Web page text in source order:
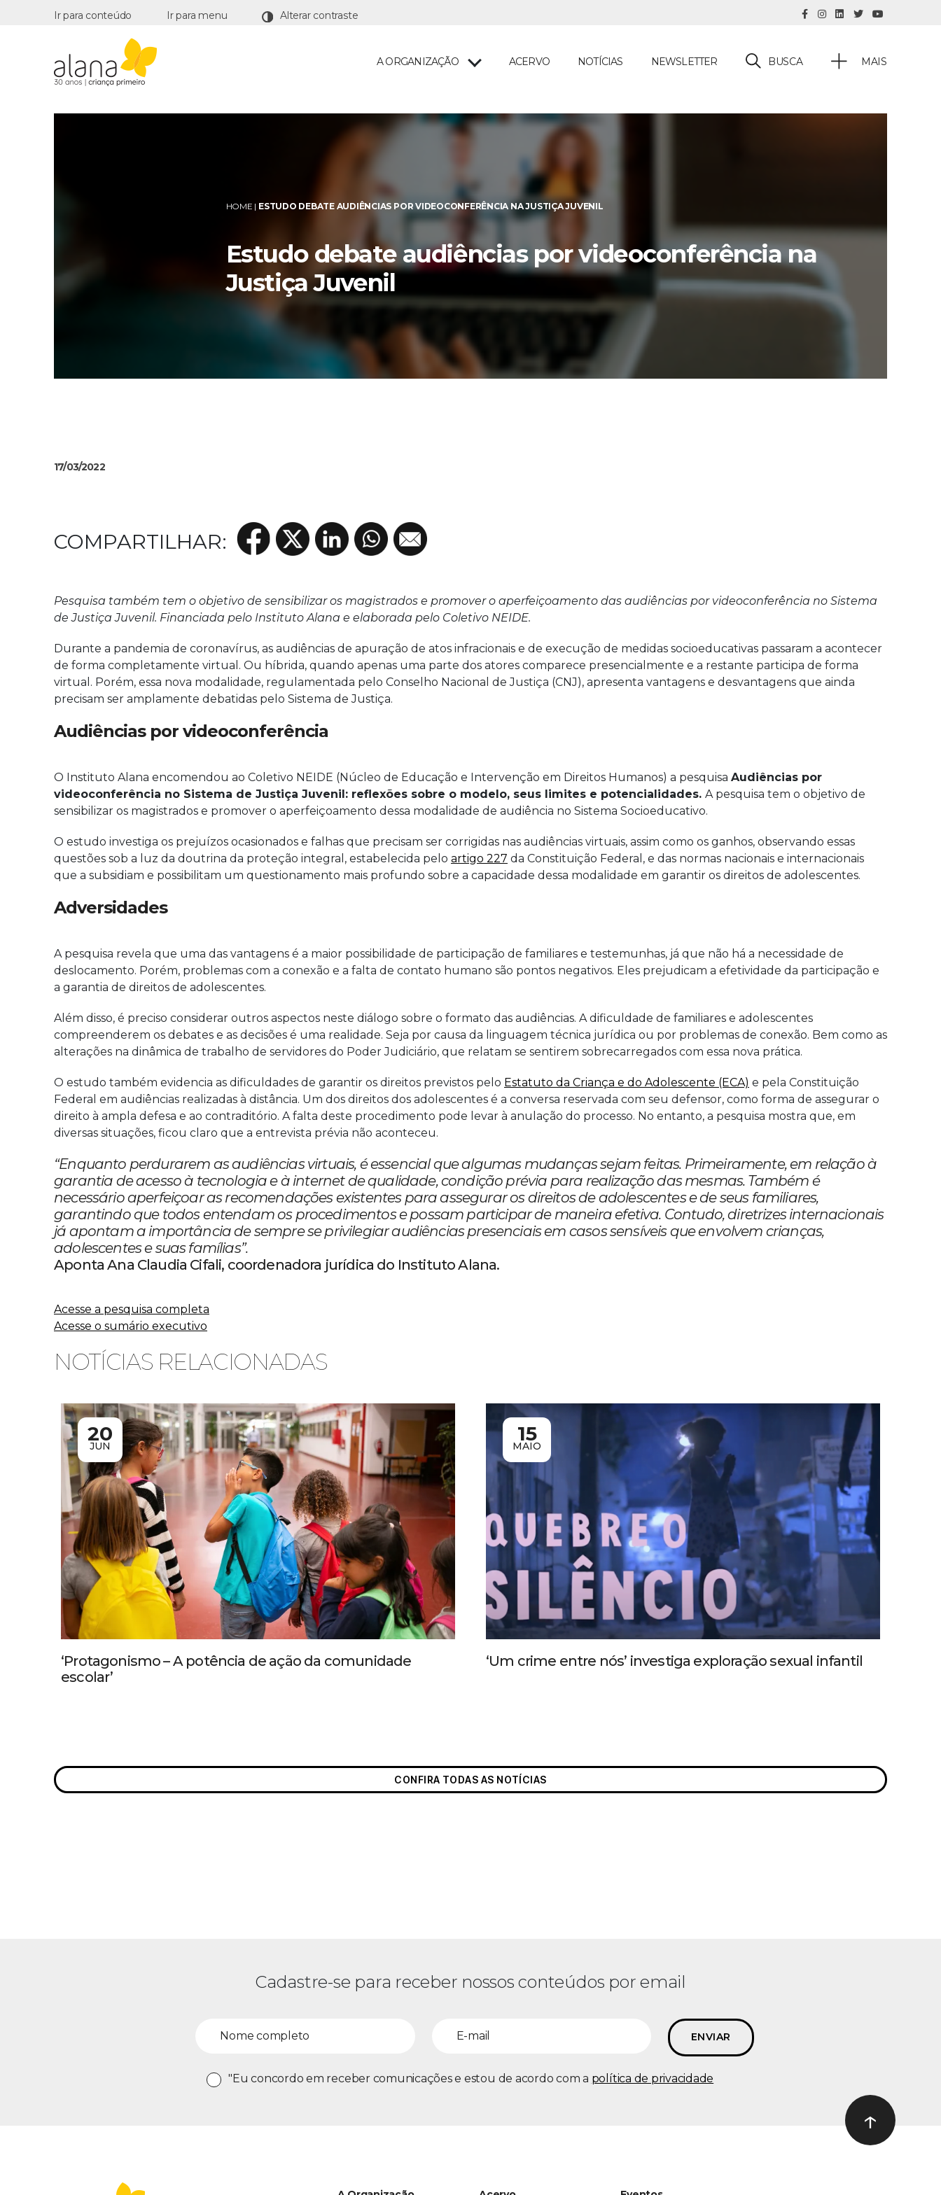
Ir para conteúdo Ir para menu
A ORGANIZAÇÃO ACERVO NOTÍCIAS NEWSLETTER BUSCA MAIS
HOME | ESTUDO DEBATE AUDIÊNCIAS POR VIDEOCONFERÊNCIA NA JUSTIÇA JUVENIL
Estudo debate audiências por videoconferência na
Justiça Juvenil
17/03/2022
Pesquisa também tem o objetivo de sensibilizar os magistrados e promover o aperfeiçoamento das audiências por videoconferência no Sistema
de Justiça Juvenil. Financiada pelo Instituto Alana e elaborada pelo Coletivo NEIDE.
Durante a pandemia de coronavírus, as audiências de apuração de atos infracionais e de execução de medidas socioeducativas passaram a acontecer
de forma completamente virtual. Ou híbrida, quando apenas uma parte dos atores comparece presencialmente e a restante participa de forma
virtual. Porém, essa nova modalidade, regulamentada pelo Conselho Nacional de Justiça (CNJ), apresenta vantagens e desvantagens que ainda
precisam ser amplamente debatidas pelo Sistema de Justiça.
Audiências por videoconferência
O Instituto Alana encomendou ao Coletivo NEIDE (Núcleo de Educação e Intervenção em Direitos Humanos) a pesquisa Audiências por
videoconferência no Sistema de Justiça Juvenil: reflexões sobre o modelo, seus limites e potencialidades. A pesquisa tem o objetivo de
sensibilizar os magistrados e promover o aperfeiçoamento dessa modalidade de audiência no Sistema Socioeducativo.
O estudo investiga os prejuízos ocasionados e falhas que precisam ser corrigidas nas audiências virtuais, assim como os ganhos, observando essas
questões sob a luz da doutrina da proteção integral, estabelecida pelo artigo 227 da Constituição Federal, e das normas nacionais e internacionais
que a subsidiam e possibilitam um questionamento mais profundo sobre a capacidade dessa modalidade em garantir os direitos de adolescentes.
Adversidades
A pesquisa revela que uma das vantagens é a maior possibilidade de participação de familiares e testemunhas, já que não há a necessidade de
deslocamento. Porém, problemas com a conexão e a falta de contato humano são pontos negativos. Eles prejudicam a efetividade da participação e
a garantia de direitos de adolescentes.
Além disso, é preciso considerar outros aspectos neste diálogo sobre o formato das audiências. A dificuldade de familiares e adolescentes
compreenderem os debates e as decisões é uma realidade. Seja por causa da linguagem técnica jurídica ou por problemas de conexão. Bem como as
alterações na dinâmica de trabalho de servidores do Poder Judiciário, que relatam se sentirem sobrecarregados com essa nova prática.
O estudo também evidencia as dificuldades de garantir os direitos previstos pelo Estatuto da Criança e do Adolescente (ECA) e pela Constituição
Federal em audiências realizadas à distância. Um dos direitos dos adolescentes é a conversa reservada com seu defensor, como forma de assegurar o
direito à ampla defesa e ao contraditório. A falta deste procedimento pode levar à anulação do processo. No entanto, a pesquisa mostra que, em
diversas situações, ficou claro que a entrevista prévia não aconteceu.
“Enquanto perdurarem as audiências virtuais, é essencial que algumas mudanças sejam feitas. Primeiramente, em relação à
garantia de acesso à tecnologia e à internet de qualidade, condição prévia para realização das mesmas. Também é
necessário aperfeiçoar as recomendações existentes para assegurar os direitos de adolescentes e de seus familiares,
garantindo que todos entendam os procedimentos e possam participar de maneira efetiva. Contudo, diretrizes internacionais
já apontam a importância de sempre se privilegiar audiências presenciais em casos sensíveis que envolvem crianças,
adolescentes e suas famílias”.
Aponta Ana Claudia Cifali, coordenadora jurídica do Instituto Alana.
Acesse a pesquisa completa
Acesse o sumário executivo
NOTÍCIAS RELACIONADAS
20
JUN
‘Protagonismo – A potência de ação da comunidade
escolar’
15
MAIO
‘Um crime entre nós’ investiga exploração sexual infantil
CONFIRA TODAS AS NOTÍCIAS
Cadastre-se para receber nossos conteúdos por email
"Eu concordo em receber comunicações e estou de acordo com a política de privacidade
Ir ao topo
↑